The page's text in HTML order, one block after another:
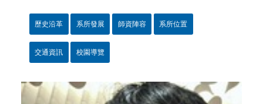
歷史沿革 系所發展 師資陣容 系所位置
交通資訊 校園導覽